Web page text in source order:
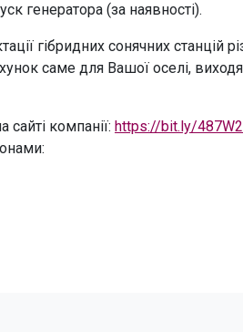
генератора (за наявності).
гібридних сонячних станцій
саме для Вашої оселі,
сайті компанії: https://bit.ly/